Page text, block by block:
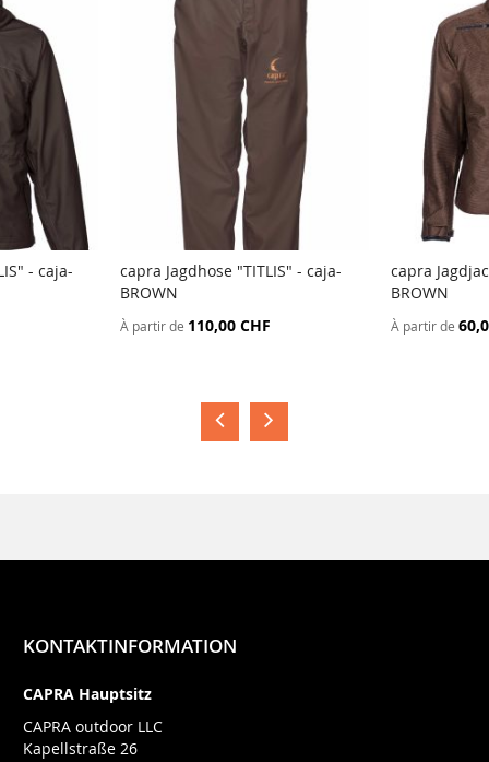
- caja-
capra Jagdhose "TITLIS" - caja-
BROWN
À partir de 110,00 CHF
capra
BROWN
À partir de
KONTAKTINFORMATION
CAPRA Hauptsitz
CAPRA outdoor LLC
Kapellstraße 26